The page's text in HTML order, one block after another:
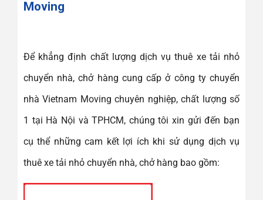
Moving
Để khẳng định chất lượng dịch vụ thuê xe tải nhỏ
chuyển nhà, chở hàng cung cấp ở công ty chuyển
nhà Vietnam Moving chuyên nghiệp, chất lượng số
1 tại Hà Nội và TPHCM, chúng tôi xin gửi đến bạn
cụ thể những cam kết lợi ích khi sử dụng dịch vụ
thuê xe tải nhỏ chuyển nhà, chở hàng bao gồm: